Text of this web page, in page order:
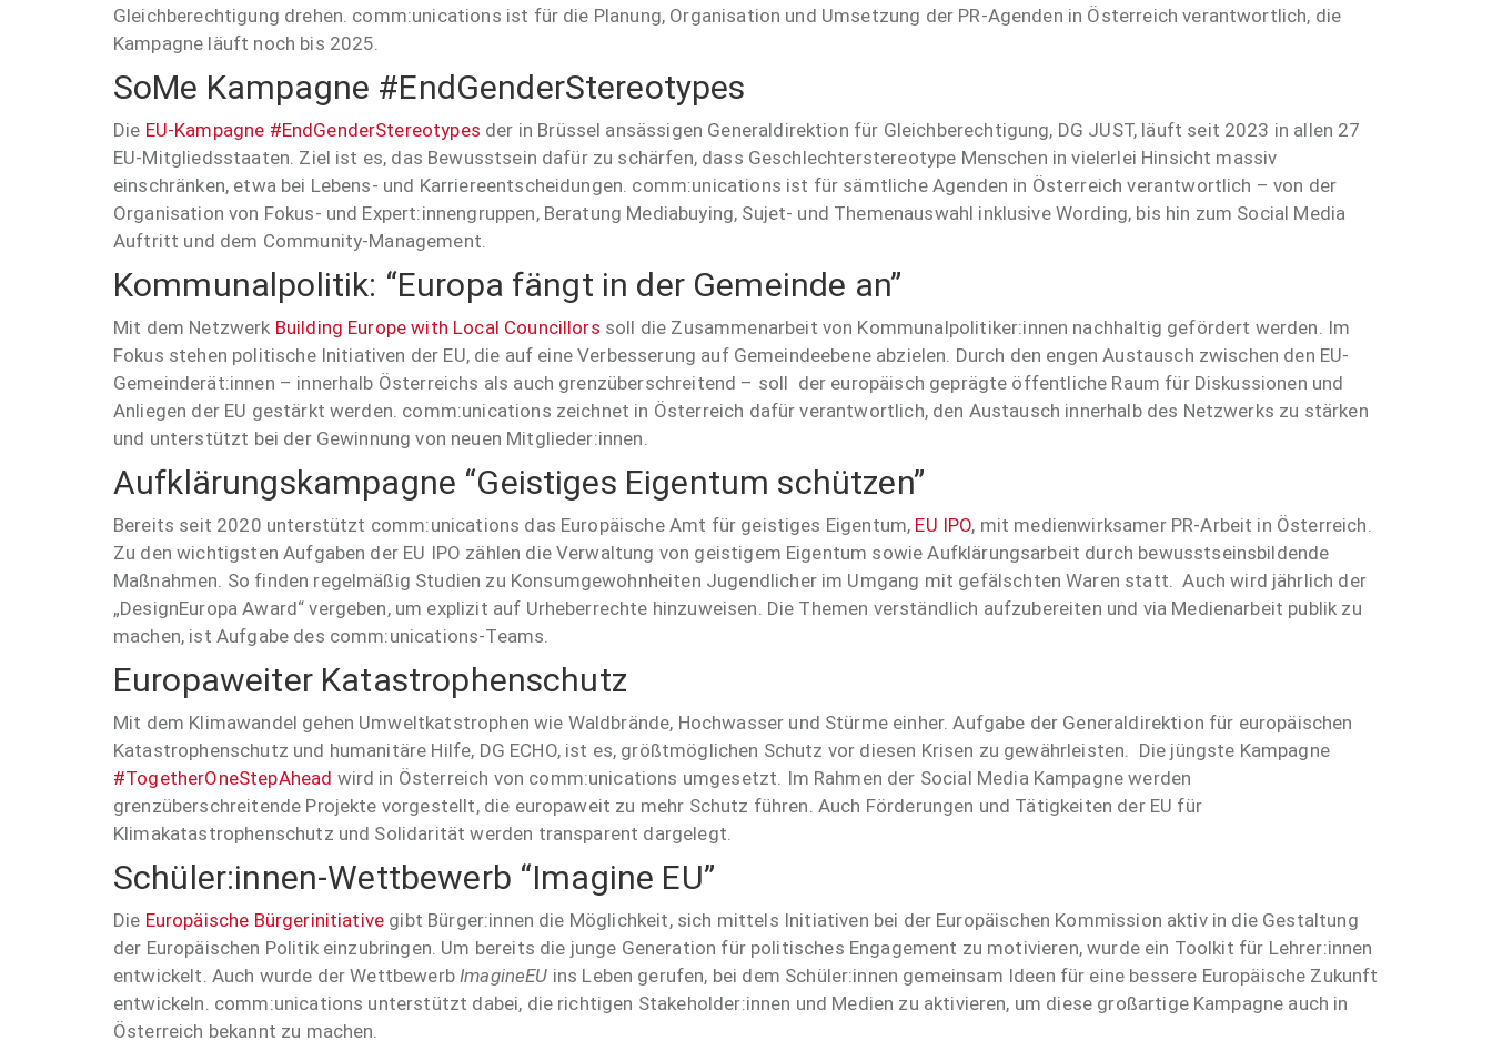
Gleichberechtigung drehen. comm:unications ist für die Planung, Organisation und Umsetzung der PR-Agenden in Österreich verantwortlich, die
Kampagne läuft noch bis 2025.
SoMe Kampagne #EndGenderStereotypes
Die EU-Kampagne #EndGenderStereotypes der in Brüssel ansässigen Generaldirektion für Gleichberechtigung, DG JUST, läuft seit 2023 in allen 27
EU-Mitgliedsstaaten. Ziel ist es, das Bewusstsein dafür zu schärfen, dass Geschlechterstereotype Menschen in vielerlei Hinsicht massiv
einschränken, etwa bei Lebens- und Karriereentscheidungen. comm:unications ist für sämtliche Agenden in Österreich verantwortlich – von der
Organisation von Fokus- und Expert:innengruppen, Beratung Mediabuying, Sujet- und Themenauswahl inklusive Wording, bis hin zum Social Media
Auftritt und dem Community-Management.
Kommunalpolitik: “Europa fängt in der Gemeinde an”
Mit dem Netzwerk Building Europe with Local Councillors soll die Zusammenarbeit von Kommunalpolitiker:innen nachhaltig gefördert werden. Im
Fokus stehen politische Initiativen der EU, die auf eine Verbesserung auf Gemeindeebene abzielen. Durch den engen Austausch zwischen den EU-
Gemeinderät:innen – innerhalb Österreichs als auch grenzüberschreitend – soll der europäisch geprägte öffentliche Raum für Diskussionen und
Anliegen der EU gestärkt werden. comm:unications zeichnet in Österreich dafür verantwortlich, den Austausch innerhalb des Netzwerks zu stärken
und unterstützt bei der Gewinnung von neuen Mitglieder:innen.
Aufklärungskampagne “Geistiges Eigentum schützen”
Bereits seit 2020 unterstützt comm:unications das Europäische Amt für geistiges Eigentum, EU IPO, mit medienwirksamer PR-Arbeit in Österreich.
Zu den wichtigsten Aufgaben der EU IPO zählen die Verwaltung von geistigem Eigentum sowie Aufklärungsarbeit durch bewusstseinsbildende
Maßnahmen. So finden regelmäßig Studien zu Konsumgewohnheiten Jugendlicher im Umgang mit gefälschten Waren statt. Auch wird jährlich der
„DesignEuropa Award“ vergeben, um explizit auf Urheberrechte hinzuweisen. Die Themen verständlich aufzubereiten und via Medienarbeit publik zu
machen, ist Aufgabe des comm:unications-Teams.
Europaweiter Katastrophenschutz
Mit dem Klimawandel gehen Umweltkatstrophen wie Waldbrände, Hochwasser und Stürme einher. Aufgabe der Generaldirektion für europäischen
Katastrophenschutz und humanitäre Hilfe, DG ECHO, ist es, größtmöglichen Schutz vor diesen Krisen zu gewährleisten. Die jüngste Kampagne
#TogetherOneStepAhead wird in Österreich von comm:unications umgesetzt. Im Rahmen der Social Media Kampagne werden
grenzüberschreitende Projekte vorgestellt, die europaweit zu mehr Schutz führen. Auch Förderungen und Tätigkeiten der EU für
Klimakatastrophenschutz und Solidarität werden transparent dargelegt.
Schüler:innen-Wettbewerb “Imagine EU”
Die Europäische Bürgerinitiative gibt Bürger:innen die Möglichkeit, sich mittels Initiativen bei der Europäischen Kommission aktiv in die Gestaltung
der Europäischen Politik einzubringen. Um bereits die junge Generation für politisches Engagement zu motivieren, wurde ein Toolkit für Lehrer:innen
entwickelt. Auch wurde der WettbewerbImagineEU ins Leben gerufen, bei dem Schüler:innen gemeinsam Ideen für eine bessere Europäische Zukunft
entwickeln. comm:unications unterstützt dabei, die richtigen Stakeholder:innen und Medien zu aktivieren, um diese großartige Kampagne auch in
Österreich bekannt zu machen.